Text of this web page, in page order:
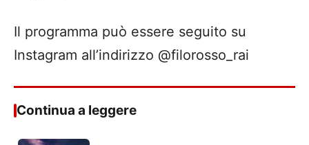
Il programma può essere seguito su
Instagram all’indirizzo @filorosso_rai
Continua a leggere